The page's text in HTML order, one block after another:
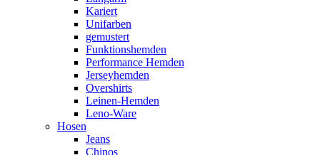
Kariert
Unifarben
gemustert
Funktionshemden
Performance Hemden
Jerseyhemden
Overshirts
Leinen-Hemden
Leno-Ware
Hosen
Jeans
Chinos